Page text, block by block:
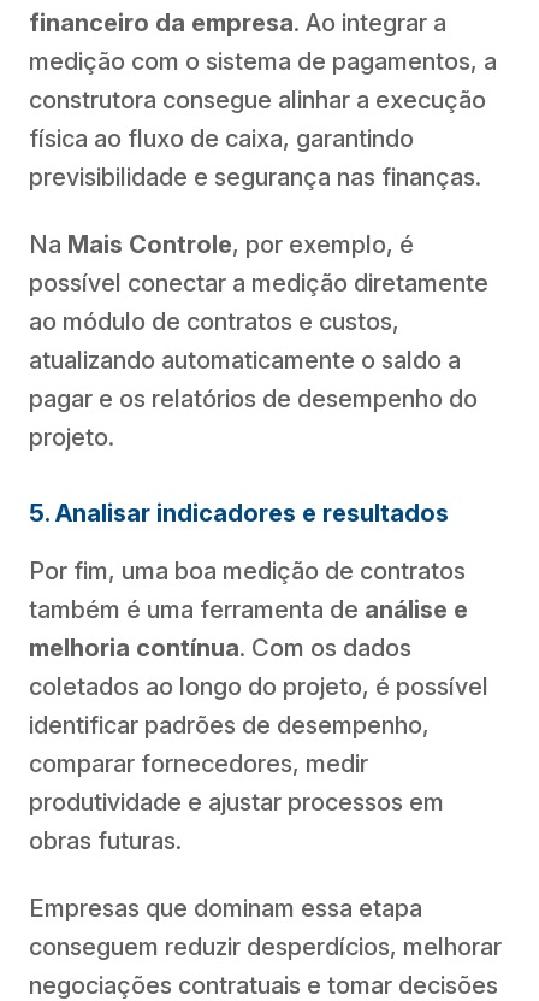
financeiro da empresa. Ao integrar a
medição com o sistema de pagamentos, a
construtora consegue alinhar a execução
física ao fluxo de caixa, garantindo
previsibilidade e segurança nas finanças.
Na Mais Controle, por exemplo, é
possível conectar a medição diretamente
ao módulo de contratos e custos,
atualizando automaticamente o saldo a
pagar e os relatórios de desempenho do
projeto.
5. Analisar indicadores e resultados
Por fim, uma boa medição de contratos
também é uma ferramenta de análise e
melhoria contínua. Com os dados
coletados ao longo do projeto, é possível
identificar padrões de desempenho,
comparar fornecedores, medir
produtividade e ajustar processos em
obras futuras.
Empresas que dominam essa etapa
conseguem reduzir desperdícios, melhorar
negociações contratuais e tomar decisões